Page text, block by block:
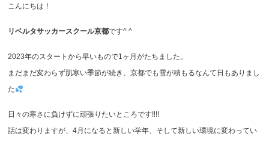
こんにちは！
リベルタサッカースクール京都です^ ^
2023年のスタートから早いもので1ヶ月がたちました。
まだまだ変わらず肌寒い季節が続き、京都でも雪が積もるなんて日もありまし
た
日々の寒さに負けずに頑張りたいところです‼︎!!
話は変わりますが、4月になると新しい学年、そして新しい環境に変わってい